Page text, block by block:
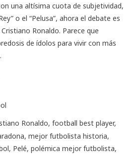
una altísima cuota de subjetividad,
o el “Pelusa”, ahora el debate es
Ronaldo. Parece que
de ídolos para vivir con más
Ronaldo, football best player,
, mejor futbolista historia,
, Pelé, polémica mejor futbolista,